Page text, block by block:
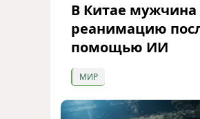
В Китае мужчина
реанимацию
помощью ИИ
МИР